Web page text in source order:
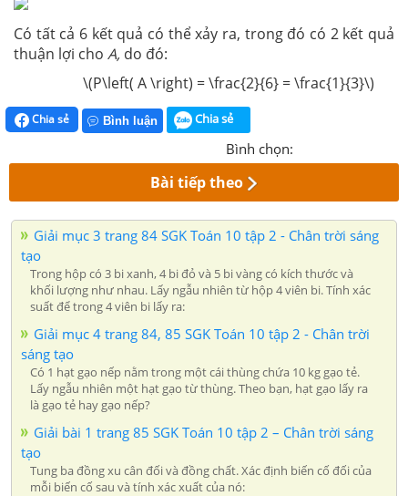
Có tất cả 6 kết quả có thể xảy ra, trong đó có 2 kết quả
thuận lợi cho A, do đó:
\(P\left( A \right) = \frac{2}{6} = \frac{1}{3}\)
Chia sẻ Bình luận Chia sẻ
Bình chọn:
Bài tiếp theo
Giải mục 3 trang 84 SGK Toán 10 tập 2 - Chân trời sáng
tạo
Trong hộp có 3 bi xanh, 4 bi đỏ và 5 bi vàng có kích thước và
khối lượng như nhau. Lấy ngẫu nhiên từ hộp 4 viên bi. Tính xác
suất để trong 4 viên bi lấy ra:
Giải mục 4 trang 84, 85 SGK Toán 10 tập 2 - Chân trời
sáng tạo
Có 1 hạt gạo nếp nằm trong một cái thùng chứa 10 kg gạo tẻ.
Lấy ngẫu nhiên một hạt gạo từ thùng. Theo bạn, hạt gạo lấy ra
là gạo tẻ hay gạo nếp?
Giải bài 1 trang 85 SGK Toán 10 tập 2 – Chân trời sáng
tạo
Tung ba đồng xu cân đối và đồng chất. Xác định biến cố đối của
mỗi biến cố sau và tính xác xuất của nó: